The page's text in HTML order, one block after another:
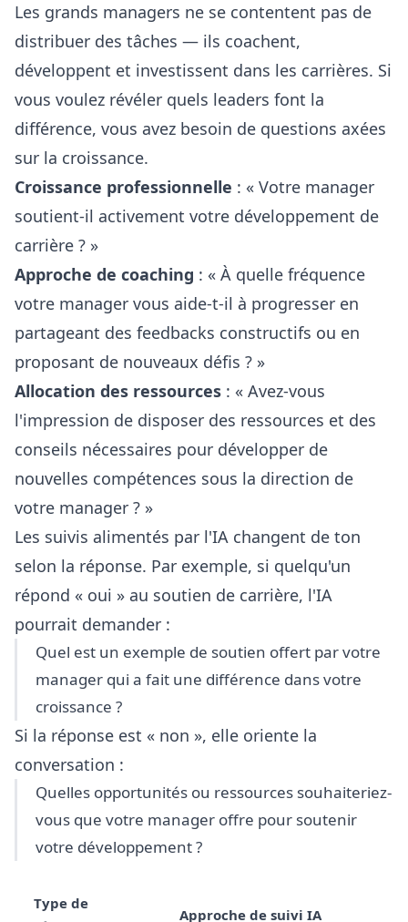
Les grands managers ne se contentent pas de
distribuer des tâches — ils coachent,
développent et investissent dans les carrières. Si
vous voulez révéler quels leaders font la
différence, vous avez besoin de questions axées
sur la croissance.
Croissance professionnelle : « Votre manager
soutient-il activement votre développement de
carrière ? »
Approche de coaching : « À quelle fréquence
votre manager vous aide-t-il à progresser en
partageant des feedbacks constructifs ou en
proposant de nouveaux défis ? »
Allocation des ressources : « Avez-vous
l'impression de disposer des ressources et des
conseils nécessaires pour développer de
nouvelles compétences sous la direction de
votre manager ? »
Les suivis alimentés par l'IA changent de ton
selon la réponse. Par exemple, si quelqu'un
répond « oui » au soutien de carrière, l'IA
pourrait demander :
Quel est un exemple de soutien offert par votre
manager qui a fait une différence dans votre
croissance ?
Si la réponse est « non », elle oriente la
conversation :
Quelles opportunités ou ressources souhaiteriez-
vous que votre manager offre pour soutenir
votre développement ?
Type de
Approche de suivi IA